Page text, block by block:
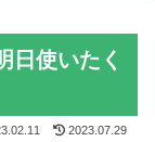
日使いたく
2023.07.29